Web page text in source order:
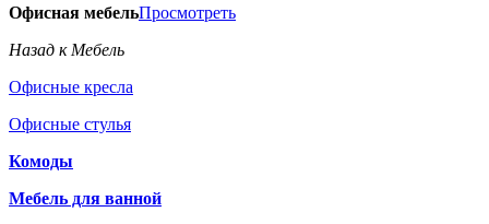
Офисная мебельПросмотреть
Назад к Мебель
Офисные кресла
Офисные стулья
Комоды
Мебель для ванной